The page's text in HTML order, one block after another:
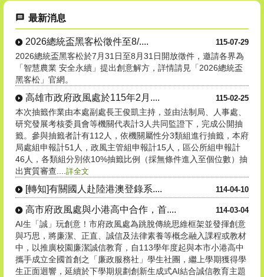
最新消息
115-07-29
2026總統盃黑客松徵件至8/....
2026總統盃黑客松於7月31日至8月31日開放徵件，邀請各界為
「智慧農業 安全永續」提出創意解方，詳情請見「2026總統盃
黑客松」官網。
115-02-25
高雄市政府政風處於115年2月....
本次抽籤作業由本處副處長王俊凱主持，並由法制局、人事處、
研究發展考核委員會等機關代表計3人共同監證下，完成公開抽
籤。參與抽籤者計有112人，依機關屬性分3類組進行抽籤，本府
局處組申報計51人，政風主管組申報計15人，區公所組申報計
46人，各類組分別依10%抽籤比例（採無條件進入至個位數）抽
出實質審查.... 詳全文
114-04-10
[轉知]有關國人赴陸港澳登錄系....
114-03-04
高市府政風處與小港高中合作，首....
AI生「誠」玩創意！市府政風處為跳脫傳統思維框架並發揮創意
與巧思，將廉潔、正直、誠信及法律素養等概念融入課程或教材
中，以推廣校園廉潔誠信教育，自113學年度起與本市小港高中
攜手成立全國首創之「廉政服務社」學生社團，繼上學期獲得學
生正面迴響，延續於下學期規劃創新生成式AI結合誠信教育主題